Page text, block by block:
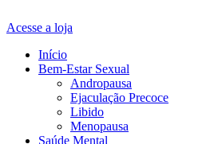
Acesse a loja
Início
Bem-Estar Sexual
Andropausa
Ejaculação Precoce
Libido
Menopausa
Saúde Mental